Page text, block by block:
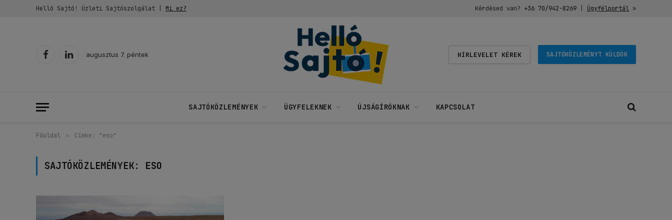
Helló Sajtó! Üzleti Sajtószolgálat | Mi ez? Kérdésed van? +36 70/942-8269| Ügyfélportál»
FacebookLinkedIn
augusztus 7. péntek HÍRLEVELET KÉREK SAJTÓKÖZLEMÉNYT KÜLDÖK
SAJTÓKÖZLEMÉNYEK ÜGYFELEKNEK ÚJSÁGÍRÓKNAK KAPCSOLAT
Főoldal » Címke: "eso"
SAJTÓKÖZLEMÉNYEK: ESO